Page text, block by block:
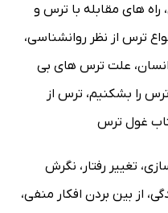
، راه های مقابله با ترس و
ترس از نظر روانشناسی،
، علت ترس های بی
را بشکنیم، ترس از
غول ترس
، تغییر رفتار ، نگرش
، از بین بردن افکار منفی،